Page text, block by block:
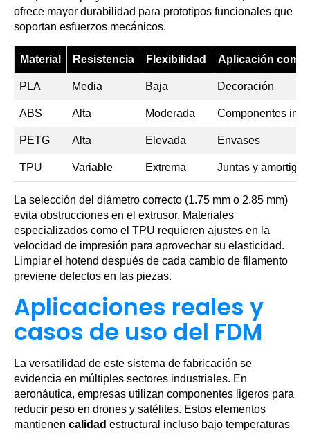
ofrece mayor durabilidad para prototipos funcionales que
soportan esfuerzos mecánicos.
Material Resistencia Flexibilidad Aplicación
PLA Media Baja Decoración
ABS Alta Moderada Componentes
PETG Alta Elevada Envases
TPU Variable Extrema Juntas y
La selección del diámetro correcto (1.75 mm o 2.85 mm)
evita obstrucciones en el extrusor. Materiales
especializados como el TPU requieren ajustes en la
velocidad de impresión para aprovechar su elasticidad.
Limpiar el hotend después de cada cambio de filamento
previene defectos en las piezas.
Aplicaciones reales y
casos de uso del FDM
La versatilidad de este sistema de fabricación se
evidencia en múltiples sectores industriales. En
aeronáutica, empresas utilizan componentes ligeros para
reducir peso en drones y satélites. Estos elementos
mantienen calidad estructural incluso bajo temperaturas